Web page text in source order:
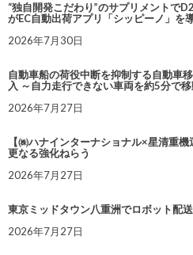
“独自開発こだわり”のサプリメントで
がEC自動出荷アプリ「シッピーノ」を
2026年7月30日
自動車船の荷役中断を抑制する自動車
入 ～自力走行できない車両を約5分で
2026年7月27日
【㈱ハナインターナショナル×星清重
更なる強化ねらう
2026年7月27日
東京ミッドタウン八重洲でロボット配
2026年7月27日